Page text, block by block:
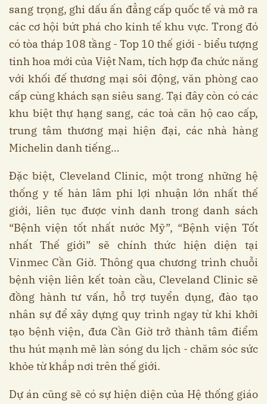
sang trọng, ghi dấu ấn đẳng cấp quốc tế và mở ra
các cơ hội bứt phá cho kinh tế khu vực. Trong đó
có tòa tháp 108 tầng - Top 10 thế giới - biểu tượng
tinh hoa mới của Việt Nam, tích hợp đa chức năng
với khối đế thương mại sôi động, văn phòng cao
cấp cùng khách sạn siêu sang. Tại đây còn có các
khu biệt thự hạng sang, các toà căn hộ cao cấp,
trung tâm thương mại hiện đại, các nhà hàng
Michelin danh tiếng…
Đặc biệt, Cleveland Clinic, một trong những hệ
thống y tế hàn lâm phi lợi nhuận lớn nhất thế
giới, liên tục được vinh danh trong danh sách
“Bệnh viện tốt nhất nước Mỹ”, “Bệnh viện Tốt
nhất Thế giới” sẽ chính thức hiện diện tại
Vinmec Cần Giờ. Thông qua chương trình chuỗi
bệnh viện liên kết toàn cầu, Cleveland Clinic sẽ
đồng hành tư vấn, hỗ trợ tuyển dụng, đào tạo
nhân sự để xây dựng quy trình ngay từ khi khởi
tạo bệnh viện, đưa Cần Giờ trở thành tâm điểm
thu hút mạnh mẽ làn sóng du lịch - chăm sóc sức
khỏe từ khắp nơi trên thế giới.
Dự án cũng sẽ có sự hiện diện của Hệ thống giáo